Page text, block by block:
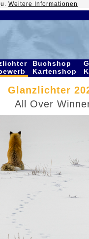
Weitere Informationen
Buchshop
Kartenshop
Glanzlichter
All Over